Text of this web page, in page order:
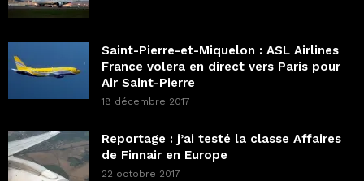
Saint-Pierre-et-Miquelon : ASL Airlines
France volera en direct vers Paris pour
Air Saint-Pierre
18 décembre 2017
Reportage : j’ai testé la classe Affaires
de Finnair en Europe
22 octobre 2017